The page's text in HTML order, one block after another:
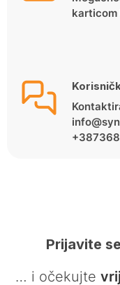
karticom
Prijavite
… i očekujte